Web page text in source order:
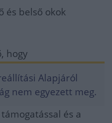
és belső okok
hogy
Alapjáról
nem egyezett meg.
és a